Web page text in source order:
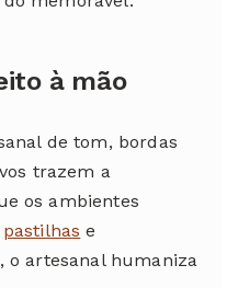
à mão
de tom, bordas
trazem a
os ambientes
pastilhas e
o artesanal humaniza